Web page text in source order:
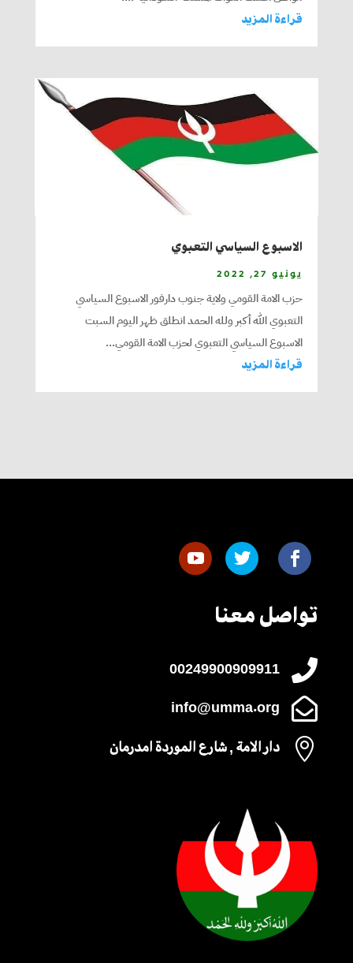
قراءة المزيد
الاسبوع السياسي التعبوي
يونيو 27, 2022
حزب الامة القومي ولاية جنوب دارفور الاسبوع السياسي
التعبوي الله أكبر ولله الحمد انطلق ظهر اليوم السبت
الاسبوع السياسي التعبوي لحزب الامة القومي...
قراءة المزيد
تواصل معنا

00249900909911

info@umma.org
 دار الامة , شارع الموردة امدرمان